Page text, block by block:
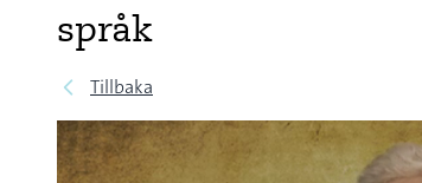
språk
Tillbaka